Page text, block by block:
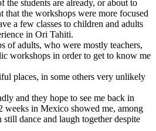
students are already, or about to
that the workshops were more focused
a few classes to children and adults
in Ori Tahiti.
of adults, who were mostly teachers,
workshops in order to get to know me
places, in some others very unlikely
and they hope to see me back in
weeks in Mexico showed me, among
dance and laugh together despite